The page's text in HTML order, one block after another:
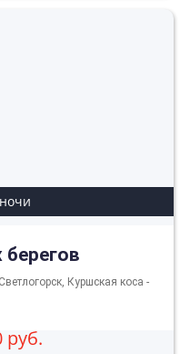
Куршская коса -
руб.